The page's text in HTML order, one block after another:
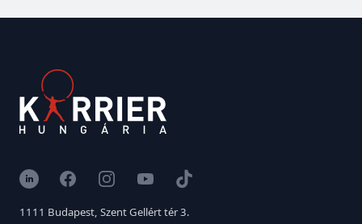
LinkedInFacebookInstagramYouTubeTikTok
1111 Budapest, Szent Gellért tér 3.